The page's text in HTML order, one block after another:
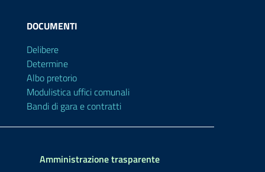
DOCUMENTI
Delibere
Determine
Albo pretorio
Modulistica uffici comunali
Bandi di gara e contratti
Amministrazione trasparente